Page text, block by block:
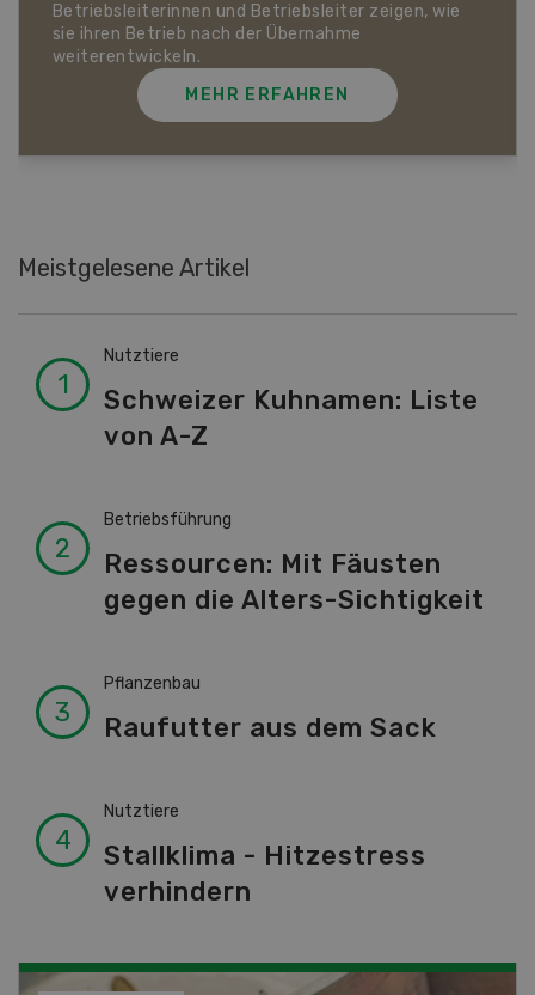
Tierhaltung zukommt und wie sich die Schweizer
Landwirtschaft gegen Hitze, Trockenheit und
Extremwetter schützen kann.
MEHR ERFAHREN
Meistgelesene Artikel
Nutztiere
Schweizer Kuhnamen: Liste
von A-Z
Betriebsführung
Ressourcen: Mit Fäusten
gegen die Alters-Sichtigkeit
Pflanzenbau
Raufutter aus dem Sack
Nutztiere
Stallklima - Hitzestress
verhindern